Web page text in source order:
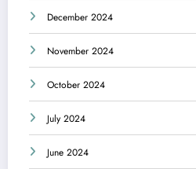
December 2024
November 2024
October 2024
July 2024
June 2024